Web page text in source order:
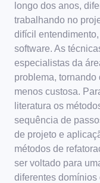
longo dos anos,
trabalhando no
difícil
software. As
especialistas da
problema,
menos custosa.
literatura os
sequência de
de projeto e
métodos de
ser voltado para
diferentes domínios